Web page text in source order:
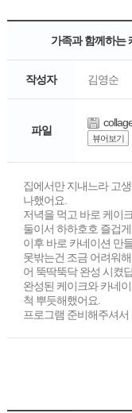
가족과 함께하는
작성자 김영순
파일
뷰어보기
집에서만 지내느라 고
나했어요.
저녁을 먹고 바로 케이
둘이서 하하호호 즐겁
이후 바로 카네이션 만
못밖는건 조금 어려워
어 뚝딱뚝닥 완성 시켰
완성된 케이크와 카네
척 뿌듯해했어요.
프로그램 준비해주셔서